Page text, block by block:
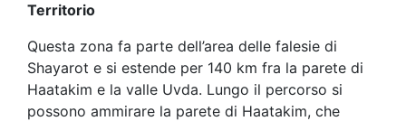
Territorio
Questa zona fa parte dell’area delle falesie di
Shayarot e si estende per 140 km fra la parete di
Haatakim e la valle Uvda. Lungo il percorso si
possono ammirare la parete di Haatakim, che